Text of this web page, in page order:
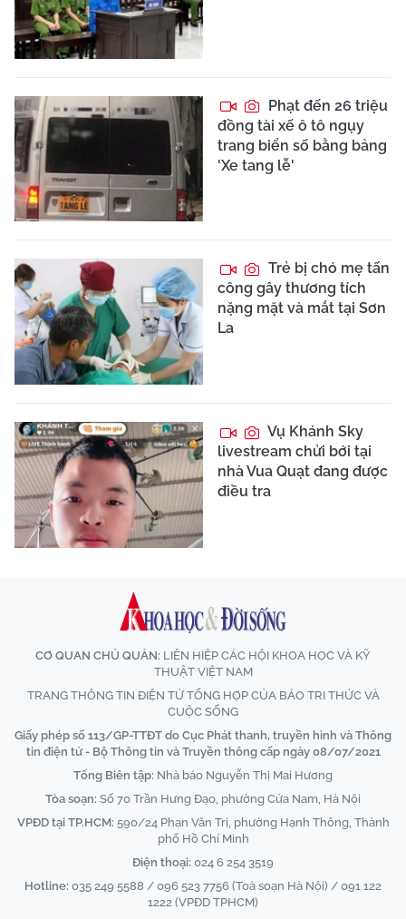
Phạt đến 26 triệu
đồng tài xế ô tô ngụy
trang biển số bằng bảng
'Xe tang lễ'
Trẻ bị chó mẹ tấn
công gây thương tích
nặng mặt và mắt tại Sơn
La
Vụ Khánh Sky
livestream chửi bới tại
nhà Vua Quạt đang được
điều tra
CƠ QUAN CHỦ QUẢN: LIÊN HIỆP CÁC HỘI KHOA HỌC VÀ KỸ
THUẬT VIỆT NAM
TRANG THÔNG TIN ĐIỆN TỬ TỔNG HỢP CỦA BÁO TRI THỨC VÀ
CUỘC SỐNG
Giấy phép số 113/GP-TTĐT do Cục Phát thanh, truyền hình và Thông
tin điện tử - Bộ Thông tin và Truyền thông cấp ngày 08/07/2021
Tổng Biên tập: Nhà báo Nguyễn Thị Mai Hương
Tòa soạn: Số 70 Trần Hưng Đạo, phường Cửa Nam, Hà Nội
VPĐD tại TP.HCM: 590/24 Phan Văn Trị, phường Hạnh Thông, Thành
phố Hồ Chí Minh
Điện thoại: 024 6 254 3519
Hotline: 035 249 5588 / 096 523 7756 (Toà soạn Hà Nội) / 091 122
1222 (VPĐD TPHCM)